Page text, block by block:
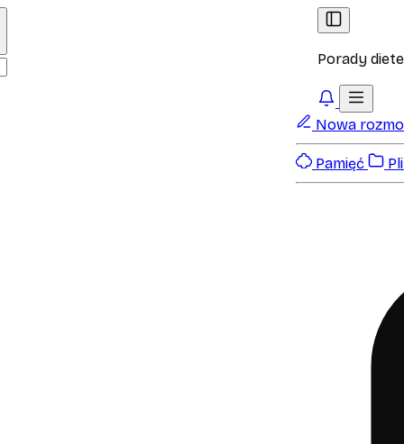
Porady
Nowa
Pamięć